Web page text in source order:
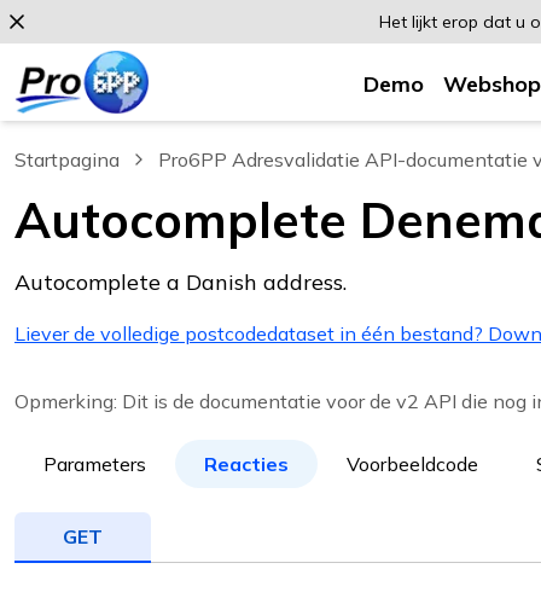
Het lijkt erop dat u
Demo
Startpagina Pro6PP Adresvalidatie API-documentatie
Autocomplete
Autocomplete a Danish address.
Liever de volledige postcodedataset in één bestand?
Opmerking: Dit is de documentatie voor de v2 API die nog
Parameters Reacties Voorbeeldcode
GET